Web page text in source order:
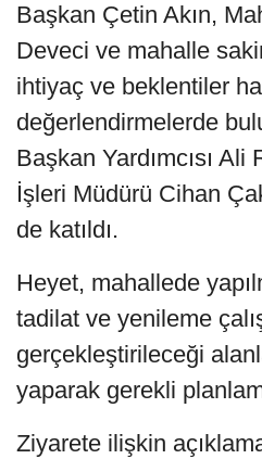
Başkan Çetin Akın,
Deveci ve mahalle
ihtiyaç ve beklentiler
değerlendirmelerde
Başkan Yardımcısı Ali
İşleri Müdürü Cihan
de katıldı.
Heyet, mahallede
tadilat ve yenileme
gerçekleştirileceği
yaparak gerekli
Ziyarete ilişkin